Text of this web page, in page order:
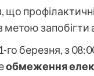
що
метою запобігти
го березня, з
обмеження